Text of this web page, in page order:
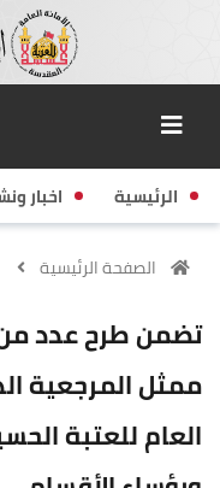
الرئيسية اخبار
الصفحة الرئيسية
تضمن طرح عدد
ممثل المرجعية
العام للعتبة